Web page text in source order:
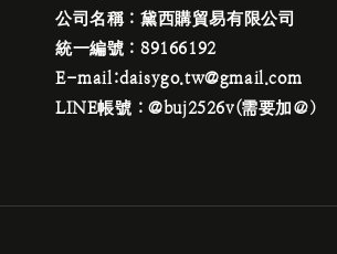
公司名稱：黛西購貿易有限公司
統一編號：89166192
E-mail:daisygo.tw@gmail.com
LINE帳號：@buj2526v(需要加＠）